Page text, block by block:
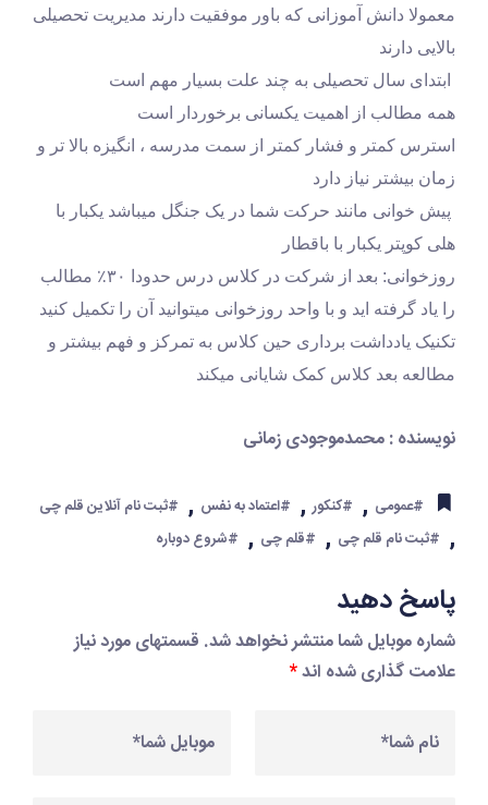
معمولا دانش آموزانی که باور موفقیت دارند مدیریت تحصیلی
بالایی دارند
همه مطالب از اهمیت یکسانی برخوردار است
استرس کمتر و فشار کمتر از سمت مدرسه ،
زمان بیشتر نیاز دارد
پیش خوانی مانند حرکت شما در یک جنگل میباشد یکبار با
هلی کوپتر یکبار با باقطار
روزخوانی: بعد از شرکت در کلاس درس حدودا ۳۰٪ مطالب
را یاد گرفته اید و با واحد روزخوانی میتوانید آن را تکمیل کنید
تکنیک یادداشت برداری حین کلاس به تمرکز و فهم بیشتر و
مطالعه بعد کلاس کمک شایانی میکند
نویسنده : محمدموجودی زمانی
#عمومی , #کنکور , #اعتماد به نفس , #ثبت نام آنلاین قلم چی
#ثبت نام قلم چی , #قلم چی , #شروع دوباره
پاسخ دهید
شماره موبایل شما منتشر نخواهد شد. قسمتهای مورد نیاز
علامت گذاری شده اند*